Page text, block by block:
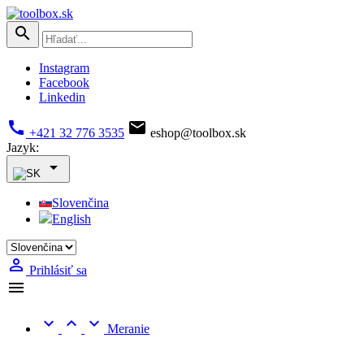

Instagram
Facebook
Linkedin
 +421 32 776 3535  eshop@toolbox.sk
Jazyk:

Slovenčina
English
 Prihlásiť sa


  Meranie